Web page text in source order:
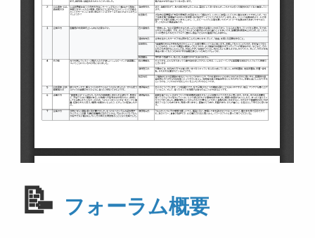
📝 フォーラム概要